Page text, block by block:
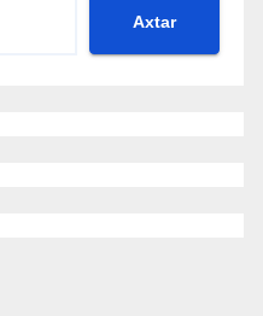
Axtar